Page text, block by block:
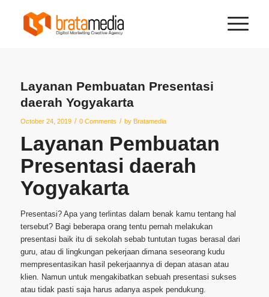
Layanan Pembuatan Presentasi
daerah Yogyakarta
October 24, 2019 / 0 Comments / by Bratamedia
Layanan Pembuatan
Presentasi daerah
Yogyakarta
Presentasi? Apa yang terlintas dalam benak kamu tentang hal
tersebut? Bagi beberapa orang tentu pernah melakukan
presentasi baik itu di sekolah sebab tuntutan tugas berasal dari
guru, atau di lingkungan pekerjaan dimana seseorang kudu
mempresentasikan hasil pekerjaannya di depan atasan atau
klien. Namun untuk mengakibatkan sebuah presentasi sukses
atau tidak pasti saja harus adanya aspek pendukung.